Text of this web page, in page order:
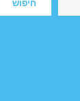
חיפוש